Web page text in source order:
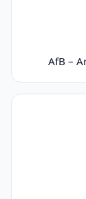
AfB –